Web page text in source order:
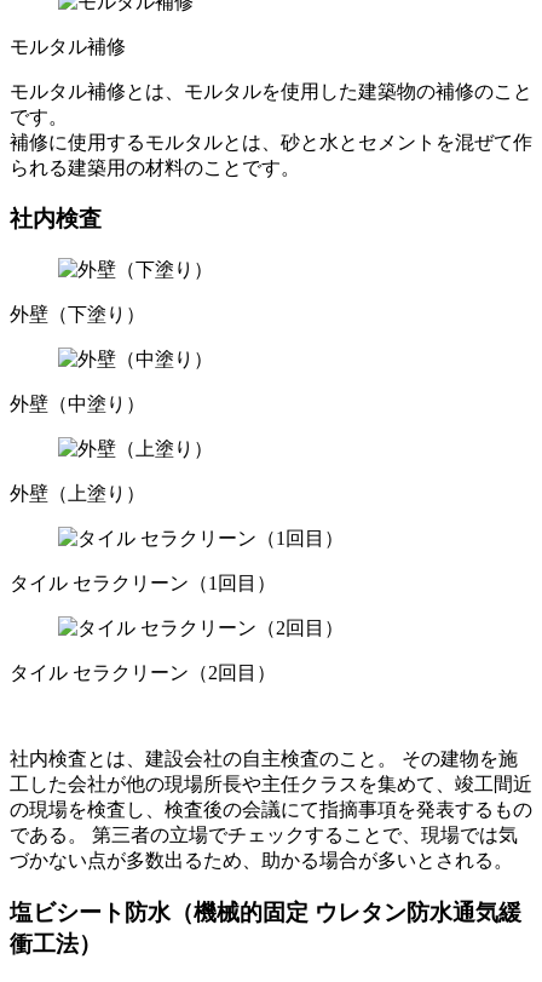
モルタル補修
モルタル補修とは、モルタルを使用した建築物の補修のこと
です。
補修に使用するモルタルとは、砂と水とセメントを混ぜて作
られる建築用の材料のことです。
社内検査
外壁（下塗り）
外壁（中塗り）
外壁（上塗り）
タイル セラクリーン（1回目）
タイル セラクリーン（2回目）
社内検査とは、建設会社の自主検査のこと。 その建物を施
工した会社が他の現場所長や主任クラスを集めて、竣工間近
の現場を検査し、検査後の会議にて指摘事項を発表するもの
である。 第三者の立場でチェックすることで、現場では気
づかない点が多数出るため、助かる場合が多いとされる。
塩ビシート防水（機械的固定 ウレタン防水通気緩
衝工法）